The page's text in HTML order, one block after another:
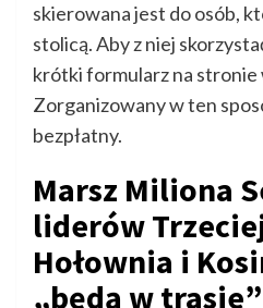
skierowana jest do osób,
stolicą. Aby z niej
krótki formularz na stronie
Zorganizowany w ten
bezpłatny.
Marsz Miliona
liderów
Hołownia i
„będą w trasie”